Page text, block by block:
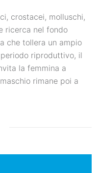
crostacei, molluschi,
ricerca nel fondo
che tollera un ampio
riproduttivo, il
la femmina a
rimane poi a